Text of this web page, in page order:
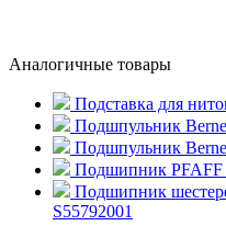
Аналогичные товары
Подставка для
Подшпульник
Подшпульник
Подшипник PFAFF
Подшипник
S55792001